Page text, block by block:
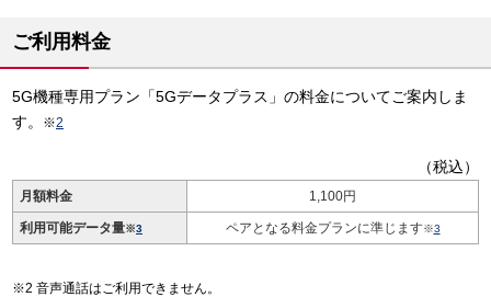
ご利用料金
5G機種専用プラン「5Gデータプラス」の料金についてご案内しま
す。
※2
（税込）
月額料金 1,100円
利用可能データ量※3 ペアとなる料金プランに準じます※3
音声通話はご利用できません。